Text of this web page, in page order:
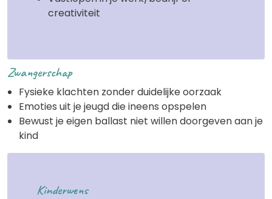
creativiteit
Zwangerschap
Fysieke klachten zonder duidelijke oorzaak
Emoties uit je jeugd die ineens opspelen
Bewust je eigen ballast niet willen doorgeven aan je
kind
Kinderwens